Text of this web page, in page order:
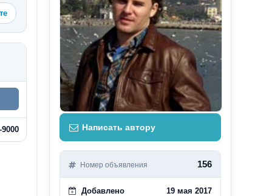
9000 Написать автору
Номер объявления 156
Добавлено 19 мая 2017